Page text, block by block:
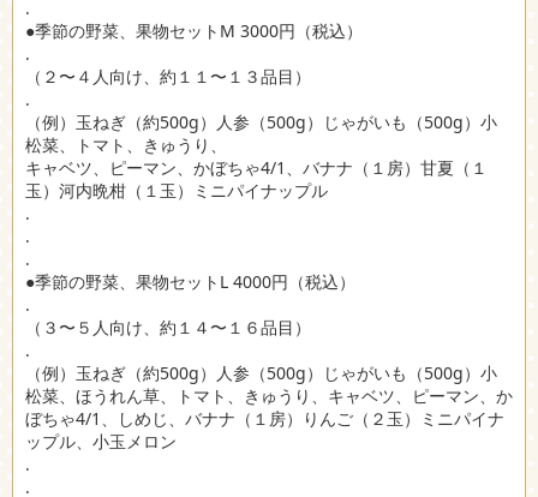
.
●季節の野菜、果物セットM 3000円（税込）
.
（２〜４人向け、約１１〜１３品目）
.
（例）玉ねぎ（約500g）人参（500g）じゃがいも（500g）小
松菜、トマト、きゅうり、
キャベツ、ピーマン、かぼちゃ4/1、バナナ（１房）甘夏（１
玉）河内晩柑（１玉）ミニパイナップル
.
.
.
●季節の野菜、果物セットL 4000円（税込）
.
（３〜５人向け、約１４〜１６品目）
.
（例）玉ねぎ（約500g）人参（500g）じゃがいも（500g）小
松菜、ほうれん草、トマト、きゅうり、キャベツ、ピーマン、か
ぼちゃ4/1、しめじ、バナナ（１房）りんご（２玉）ミニパイナ
ップル、小玉メロン
.
.